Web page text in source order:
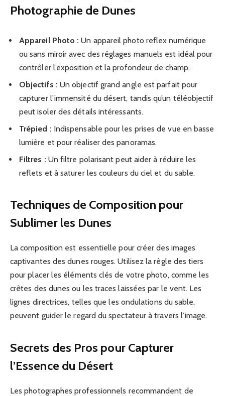
Photographie de Dunes
Appareil Photo : Un appareil photo reflex numérique
ou sans miroir avec des réglages manuels est idéal pour
contrôler l’exposition et la profondeur de champ.
Objectifs : Un objectif grand angle est parfait pour
capturer l’immensité du désert, tandis qu’un téléobjectif
peut isoler des détails intéressants.
Trépied : Indispensable pour les prises de vue en basse
lumière et pour réaliser des panoramas.
Filtres : Un filtre polarisant peut aider à réduire les
reflets et à saturer les couleurs du ciel et du sable.
Techniques de Composition pour
Sublimer les Dunes
La composition est essentielle pour créer des images
captivantes des dunes rouges. Utilisez la règle des tiers
pour placer les éléments clés de votre photo, comme les
crêtes des dunes ou les traces laissées par le vent. Les
lignes directrices, telles que les ondulations du sable,
peuvent guider le regard du spectateur à travers l’image.
Secrets des Pros pour Capturer
l’Essence du Désert
Les photographes professionnels recommandent de